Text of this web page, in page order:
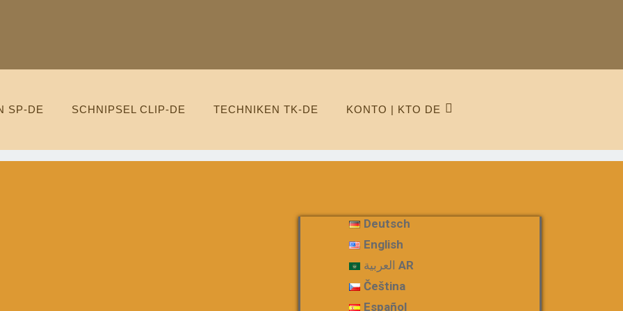
SP-DE SCHNIPSEL CLIP-DE TECHNIKEN TK-DE KONTO | KTO DE
Deutsch
English
العربية AR
Čeština
Español